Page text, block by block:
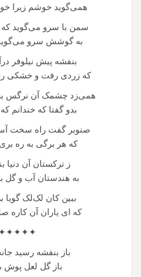
همی‌گوید خوشم زیرا
سمن با سرو می‌گوید
به گوشش سرو می‌گوید
بنفشه پیش نیلوفر
که زردی رفت و خشکی
همی‌زد چشمک آن نرگس
بدو گفتا که خندانم که
صنوبر گفت راه سخت
که هر برگی به ره بری
ز ترکستان آن دنیا
به هندستان آب و گل
ببین کان لک‌لک گویا
که ای یاران آن کاره
باز بنفشه رسید
باز گل لعل پوش